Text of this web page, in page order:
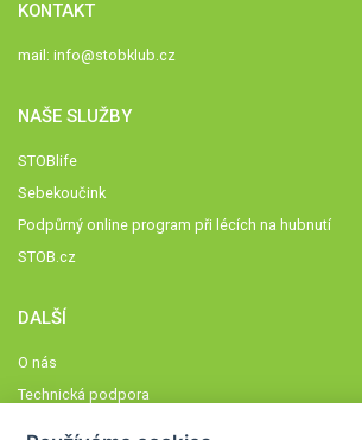
KONTAKT
mail: info@stobklub.cz
NAŠE SLUŽBY
STOBlife
Sebekoučink
Podpůrný online program při lécích na hubnutí
STOB.cz
DALŠÍ
O nás
Technická podpora